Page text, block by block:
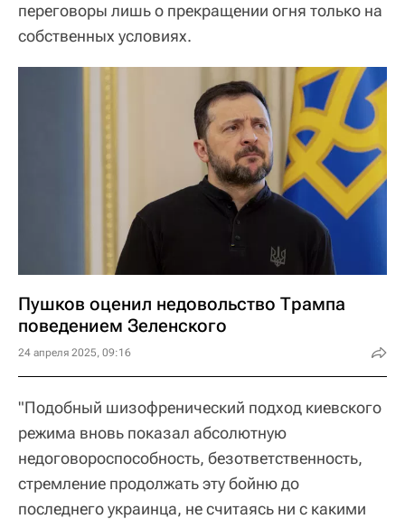
переговоры лишь о прекращении огня только на
собственных условиях.
Пушков оценил недовольство Трампа
поведением Зеленского
24 апреля 2025, 09:16
"Подобный шизофренический подход киевского
режима вновь показал абсолютную
недоговороспособность, безответственность,
стремление продолжать эту бойню до
последнего украинца, не считаясь ни с какими